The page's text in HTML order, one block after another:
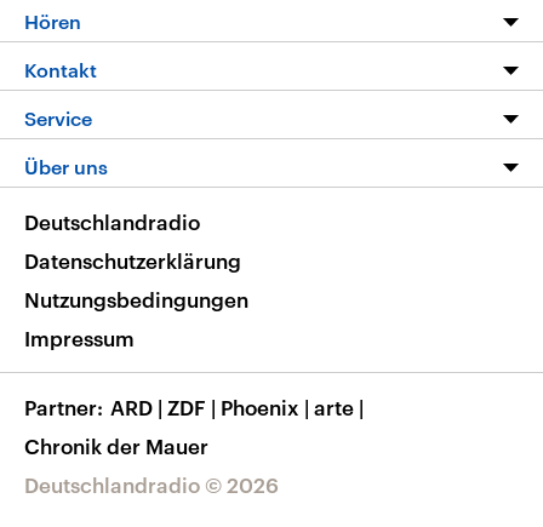
Programm
Die Nachrichten
Nachrichtenleicht
Neue Beiträge auf dlf.de
Hören
Livestream
Podcasts
Deutschlandfunk App
Nachrichten App
Frequenzen
Kontakt
Hörerservice
Service
FAQ
Veranstaltungen
Musikliste
RSS
Über uns
Barrierefreiheit
Deutschlandradio © 2026
Deutschlandradio
Datenschutzerklärung
Nutzungsbedingungen
Impressum
Partner ARD | ZDF | Phoenix | arte |
Chronik der Mauer